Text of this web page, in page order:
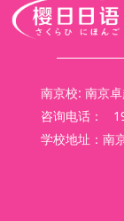
南京校: 南京
咨询电话：
学校地址：南